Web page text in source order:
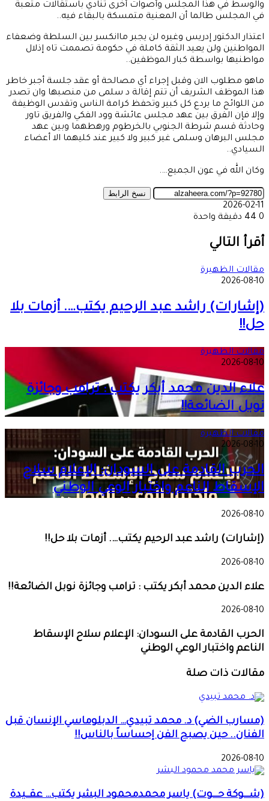
والوسط في هذا المجلس وأصوات أخرى تنادي باستقالات متعبة
في المجلس طالما أن المعنية متمسكة بالبقاء فيه..
اعتذار الدكتور إدريس وغيره لن يجبر ماانكسر بين السلطة وضعفاء
المواطنين ولن يعيد الثقة كاملة في حكومة تصممت تاه إذلال
مواطنيها بواسطة كبار الموظفين..
ماهو مطلوب الان وقبل إجراء أي مصالحة أو عقد جلسة أجبر خاطر
هذا الموظف الشريف أن تتم إقالة د سلمى من منصبها وان تصدر
من اللوائح ما يردع كل كبير وتحفظ كرامة الناس وتقدس الوظيفة
وإلا فإن الفرق بين عهد مجلس عائشة وود الفكي والفريق تاور
وحادثة قسم شرطة الجنوبي بالخرطوم ورهطهما وبين عهد
مجلس البرهان وسلمى غير كبير ولا كبير عند كليهما الا أعضاء
السيادي..
وكان الله في عون الجميع….
نسخ الرابط
2026-02-11
0
دقيقة واحدة
عبر
البريد
أقرأ التالي
مقالات الظهيرة
2026-08-10
(إشارات) راشد عبد الرحيم يكتب…. أزمات بلا
حل!!
مقالات الظهيرة
2026-08-10
علاء الدين محمد أبكر يكتب : ترامب وجائزة
نوبل الضائعة!!
مقالات الظهيرة
2026-08-10
الحرب القادمة على السودان: الإعلام سلاح
الإسقاط الناعم واختبار الوعي الوطني
2026-08-10
(إشارات) راشد عبد الرحيم يكتب…. أزمات بلا حل!!
2026-08-10
علاء الدين محمد أبكر يكتب : ترامب وجائزة نوبل الضائعة!!
2026-08-10
الحرب القادمة على السودان: الإعلام سلاح الإسقاط
الناعم واختبار الوعي الوطني
مقالات ذات صلة
(مسارب الضي) د. محمد تبيدي… الدبلوماسي الإنسان قبل
الفنان.. حين يصبح الفن إحساساً بالناس!!
2026-08-10
(شـــوكة حـــوت) ياسر محمدمحمود البشر يكتب… عقــيدة